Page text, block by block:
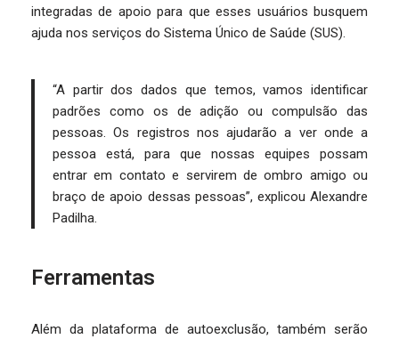
integradas de apoio para que esses usuários busquem
ajuda nos serviços do Sistema Único de Saúde (SUS).
“A partir dos dados que temos, vamos identificar
padrões como os de adição ou compulsão das
pessoas. Os registros nos ajudarão a ver onde a
pessoa está, para que nossas equipes possam
entrar em contato e servirem de ombro amigo ou
braço de apoio dessas pessoas”, explicou Alexandre
Padilha.
Ferramentas
Além da plataforma de autoexclusão, também serão